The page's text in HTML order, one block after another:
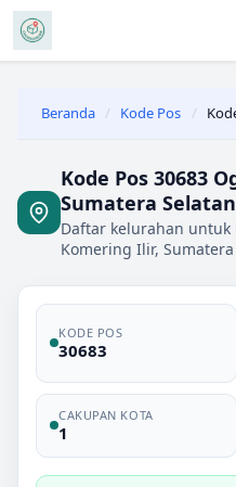
Beranda / Kode Pos /
Kode Pos 30683
Sumatera Selatan
Daftar kelurahan untuk
Komering Ilir,
KODE POS
30683
CAKUPAN KOTA
1